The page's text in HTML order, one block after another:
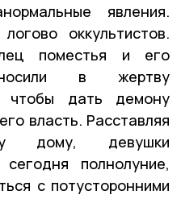
явления.
оккультистов.
поместья и его
в жертву
чтобы дать демону
власть. Расставляя
дому, девушки
полнолуние,
с потусторонними